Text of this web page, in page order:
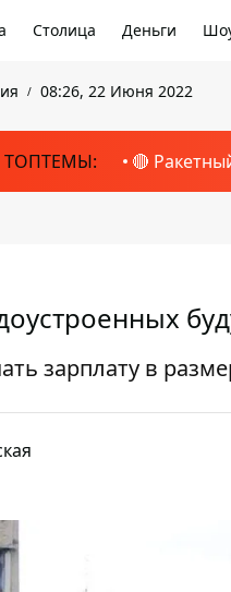
Столица Деньги
08:26, 22 Июня 2022
ТОПТЕМЫ: 🔴
зарплату в